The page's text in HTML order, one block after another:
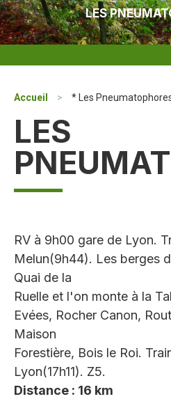
LES
Accueil > * Les
LES
RV à 9h00 gare de Lyon.
Melun(9h44). Les berges
Quai de la
Ruelle et l'on monte à la
Evées, Rocher Canon,
Maison
Forestière, Bois le Roi.
Lyon(17h11). Z5.
Distance : 16 km